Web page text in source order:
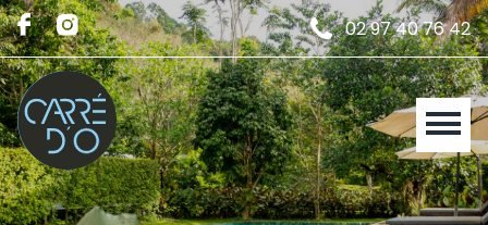
02 97 40 76 42